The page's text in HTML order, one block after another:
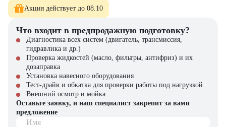
Транспортные компании и терминалы
Высокая грузоподъемность и универсальность в работе с
разными грузами
Максимальный комфорт и безопасность оператора
Экологичность – отсутствие вредных выбросов и шумов
Экономия времени и средств благодаря эффективной работе и
низким затратам на обслуживание
Проверенное качество и надежность от бренда Toyota
Купить электрический вилочный погрузчик Toyota 8FBH30 в
компании "ЦТО"
Акция действует до 08.10
Что входит в предпродажную подготовку?
Диагностика всех систем (двигатель, трансмиссия,
гидравлика и др.)
Проверка жидкостей (масло, фильтры, антифриз) и их
дозаправка
Установка навесного оборудования
Тест-драйв и обкатка для проверки работы под нагрузкой
Внешний осмотр и мойка
Оставьте заявку, и наш специалист закрепит за вами
предложение
Имя